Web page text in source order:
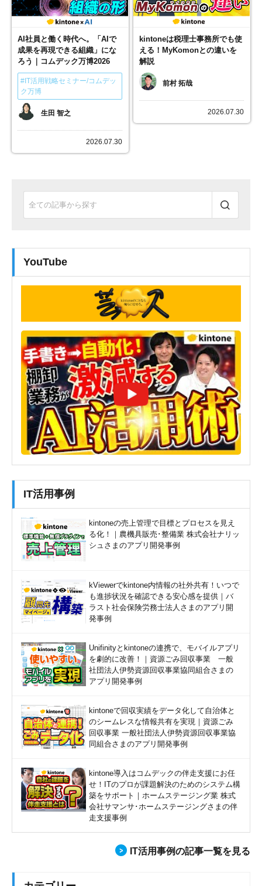
AI社員と働く時代へ。「AIで
成果を再現できる組織」にな
ろう｜コムデック万博2026
#IT活用戦略セミナー/コムデッ
ク万博
生田 智之
2026.07.30
kintoneは税理士事務所でも使
える！MyKomonとの違いを
解説
前村 拓哉
2026.07.30
YouTube
IT活用事例
kintoneの売上管理で目標とプロセスを見え
る化！｜農機具販売･整備業 株式会社ナリッ
シュさまのアプリ開発事例
kViewerでkintone内情報の社外共有！いつで
も進捗状況を確認できる安心感を提供｜バ
ラスト社会保険労務士法人さまのアプリ開
発事例
Unifinityとkintoneの連携で、モバイルアプリ
を劇的に改善！｜資源ごみ回収事業 一般
社団法人伊勢資源回収事業協同組合さまの
アプリ開発事例
kintoneで回収実績をデータ化して自治体と
のシームレスな情報共有を実現｜資源ごみ
回収事業 一般社団法人伊勢資源回収事業協
同組合さまのアプリ開発事例
kintone導入はコムデックの伴走支援にお任
せ！ITのプロが課題解決のためのシステム構
築をサポート｜ホームステージング業 株式
会社サマンサ･ホームステージングさまの伴
走支援事例
IT活用事例の記事一覧を見る